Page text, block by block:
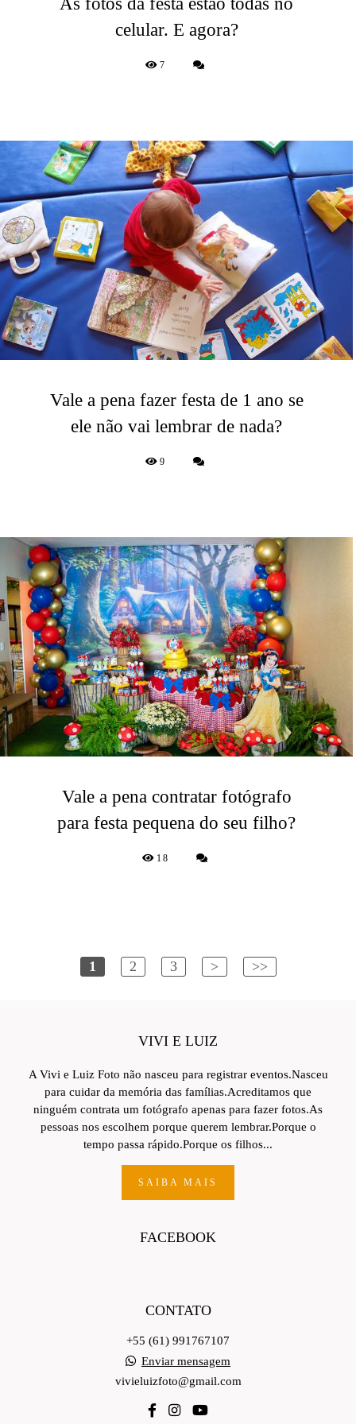
celular. E agora?
7
Vale a pena fazer festa de 1 ano se
ele não vai lembrar de nada?
9
Vale a pena contratar fotógrafo
para festa pequena do seu filho?
18
1 2 3 > >>
VIVI E LUIZ
A Vivi e Luiz Foto não nasceu para registrar eventos.Nasceu
para cuidar da memória das famílias.Acreditamos que
ninguém contrata um fotógrafo apenas para fazer fotos.As
pessoas nos escolhem porque querem lembrar.Porque o
tempo passa rápido.Porque os filhos...
SAIBA MAIS
FACEBOOK
CONTATO
+55 (61) 991767107
Enviar mensagem
vivieluizfoto@gmail.com